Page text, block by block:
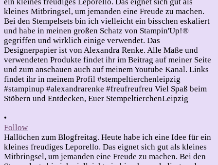
•
Follow
Hallöchen zum Blogfreitag. Heute habe ich eine Idee für ein
kleines freudiges Leporello. Das eignet sich gut als kleines
Mitbringsel, um jemanden eine Freude zu machen. Bei den